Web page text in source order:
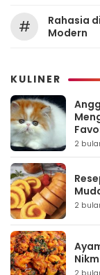
#
Rahasia
Modern
KULINER
2
2